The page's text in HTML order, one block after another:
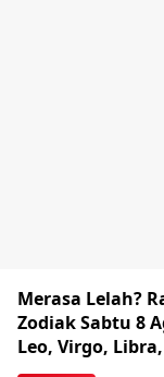
Merasa Lelah?
Zodiak Sabtu 8
Leo, Virgo,